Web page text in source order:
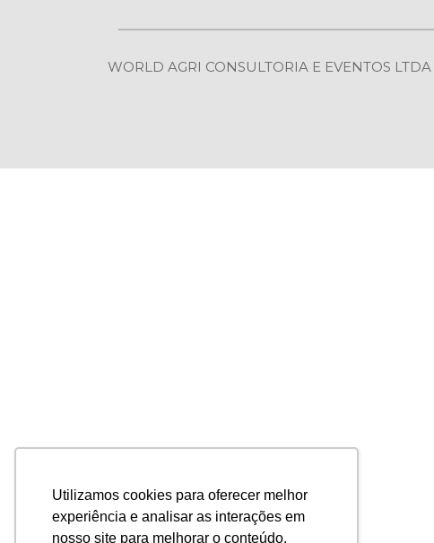
Utilizamos cookies para oferecer melhor
experiência e analisar as interações em
nosso site para melhorar o conteúdo.
WORLD AGRI CONSULTORIA E EVENTOS